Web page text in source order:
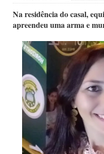
Na residência do casal,
apreendeu uma arma e